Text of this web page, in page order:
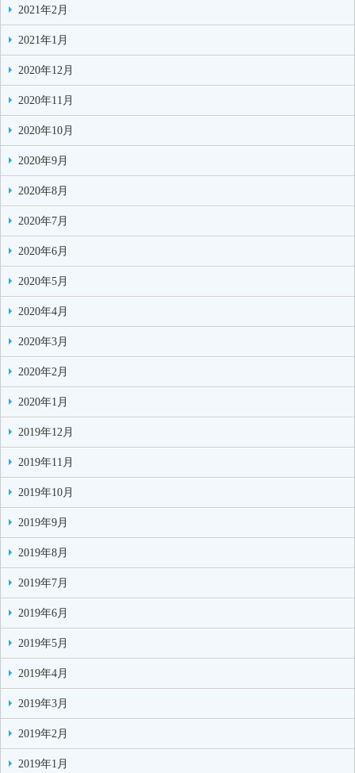
2021年2月
2021年1月
2020年12月
2020年11月
2020年10月
2020年9月
2020年8月
2020年7月
2020年6月
2020年5月
2020年4月
2020年3月
2020年2月
2020年1月
2019年12月
2019年11月
2019年10月
2019年9月
2019年8月
2019年7月
2019年6月
2019年5月
2019年4月
2019年3月
2019年2月
2019年1月